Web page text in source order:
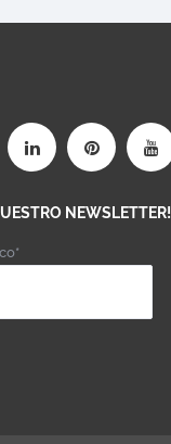
NEWSLETTER!